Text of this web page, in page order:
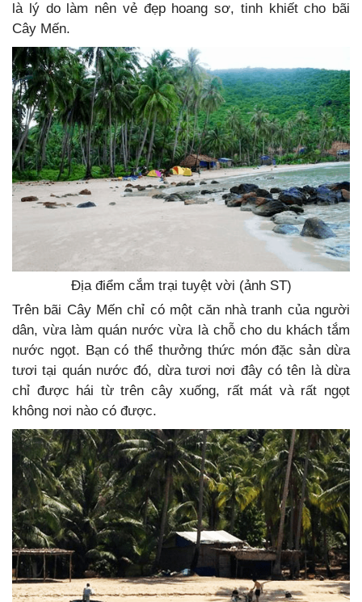
là lý do làm nên vẻ đẹp hoang sơ, tinh khiết cho bãi
Cây Mến.
Địa điểm cắm trại tuyệt vời (ảnh ST)
Trên bãi Cây Mến chỉ có một căn nhà tranh của người
dân, vừa làm quán nước vừa là chỗ cho du khách tắm
nước ngọt. Bạn có thể thưởng thức món đặc sản dừa
tươi tại quán nước đó, dừa tươi nơi đây có tên là dừa
chỉ được hái từ trên cây xuống, rất mát và rất ngọt
không nơi nào có được.